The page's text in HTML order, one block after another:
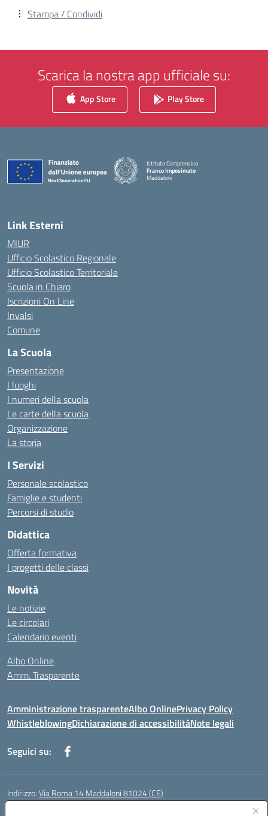
Stampa / Condividi
Scarica la nostra app ufficiale su:
App Store Play Store
Istituto Comprensivo
Franco Imposimato
Maddaloni
Link Esterni
MIUR
Ufficio Scolastico Regionale
Ufficio Scolastico Territoriale
Scuola in Chiaro
Iscrizioni On Line
Invalsi
Comune
La Scuola
Presentazione
I luoghi
I numeri della scuola
Le carte della scuola
Organizzazione
La storia
I Servizi
Personale scolastico
Famiglie e studenti
Percorsi di studio
Didattica
Offerta formativa
I progetti delle classi
Novità
Le notizie
Le circolari
Calendario eventi
Albo Online
Amm. Trasparente
Amministrazione trasparenteAlbo OnlinePrivacy Policy
WhistleblowingDichiarazione di accessibilitàNote legali
Seguici su:
Indirizzo:Via Roma 14 Maddaloni 81024 (CE)
Centralino: